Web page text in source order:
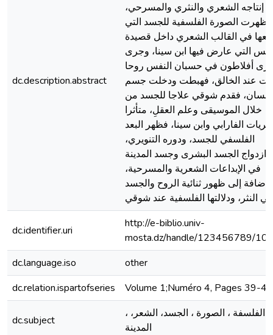
dc.description.abstract
إنتاجه الشعري والنثري والمسرحي،
فظهرت الصورة الفلسفية للجسد التي
في القالب الشعري داخل قصيدة
التي عارض فيها ابن سينا، وجرى
أفلاطون في حسبان النفس روحا
عند الخالق، فهبطت ودخلت جسم
فقدم شوقي علاجا للجسد من
خلال الموسيقى وعلم العقلِ، متأثرا
الفارابي وابن سينا، فظهر البعد
الفلسفي للجسد، ودوره التنويري،
وازدواج الجسد البشرى وجسد المدينة
في الإبداعات الشعرية والمسرحية،
إلى ظهور ثنائية الروح والجسد
dc.identifier.uri
http://e-biblio.univ-
mosta.dz/handle/123456789/
dc.language.iso
other
dc.relation.ispartofseries
Volume 1;Numéro 4, Pages 39-43
dc.subject
، الفلسفة ، الصورة ، الجسد، الشعر،
المدينة